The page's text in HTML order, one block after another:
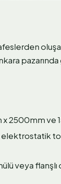
x 2500mm
elektrostatik
veya flanşlı